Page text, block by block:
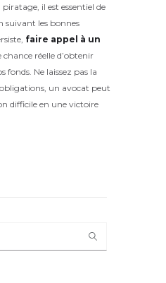
il est essentiel de
suivant les bonnes
faire appel à un
réelle d’obtenir
fonds. Ne laissez pas la
obligations, un avocat peut
difficile en une victoire